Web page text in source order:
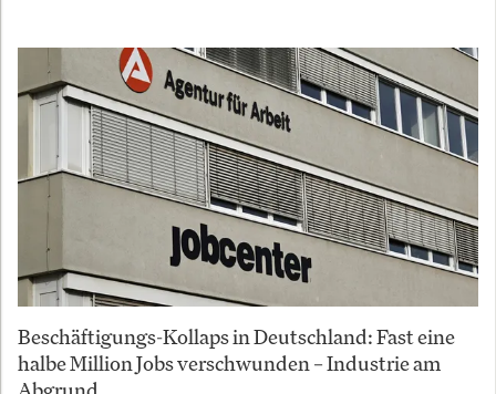
Beschäftigungs-Kollaps in Deutschland: Fast eine
halbe Million Jobs verschwunden – Industrie am